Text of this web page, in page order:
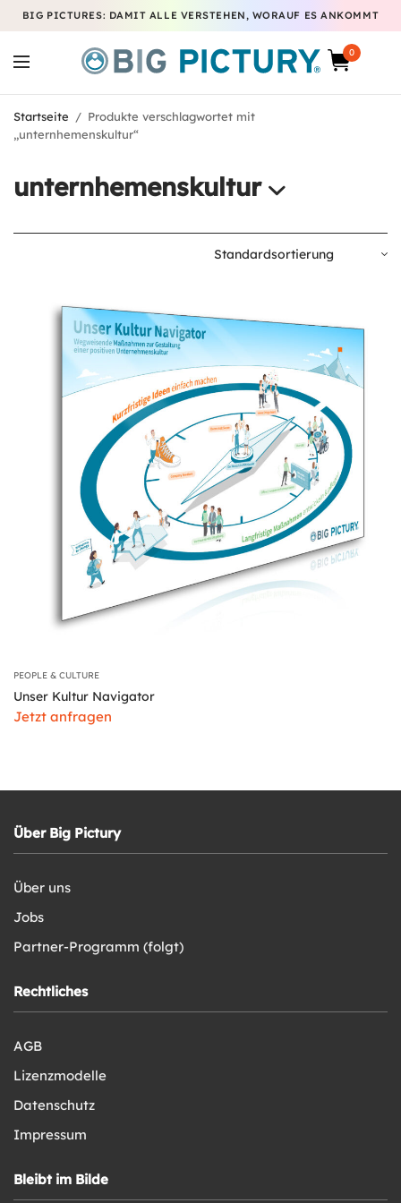
BIG PICTURES: DAMIT ALLE VERSTEHEN, WORAUF ES ANKOMMT
0
Startseite / Produkte verschlagwortet mit
„unternhemenskultur“
unternhemenskultur
PEOPLE & CULTURE
Unser Kultur Navigator
Jetzt anfragen
Über Big Pictury
Über uns
Jobs
Partner-Programm (folgt)
Rechtliches
AGB
Lizenzmodelle
Datenschutz
Impressum
Bleibt im Bilde